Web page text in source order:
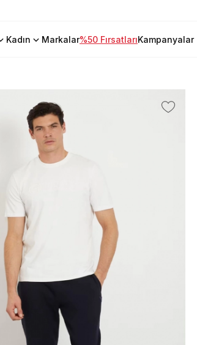
Kadın Markalar%50 FırsatlarıKampanyalar